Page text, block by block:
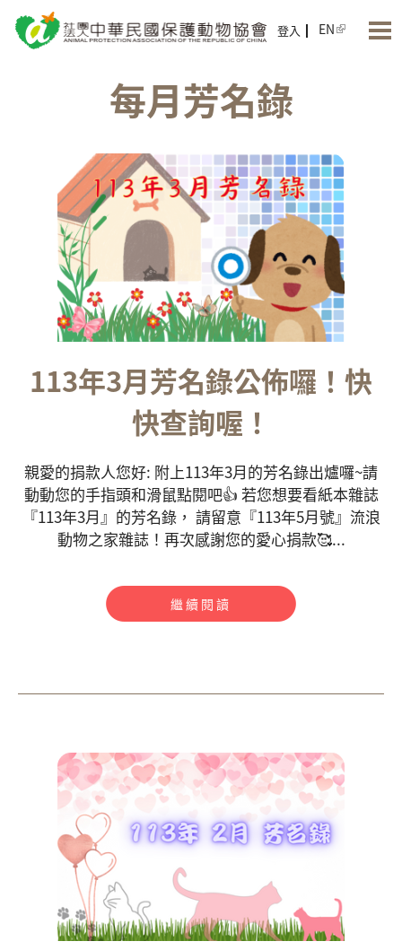
登入 EN
每月芳名錄
113年3月芳名錄公佈囉！快
快查詢喔！
親愛的捐款人您好: 附上113年3月的芳名錄出爐囉~請
動動您的手指頭和滑鼠點閱吧👍 若您想要看紙本雜誌
『113年3月』的芳名錄， 請留意『113年5月號』流浪
動物之家雜誌！再次感謝您的愛心捐款🥰...
繼續閱讀